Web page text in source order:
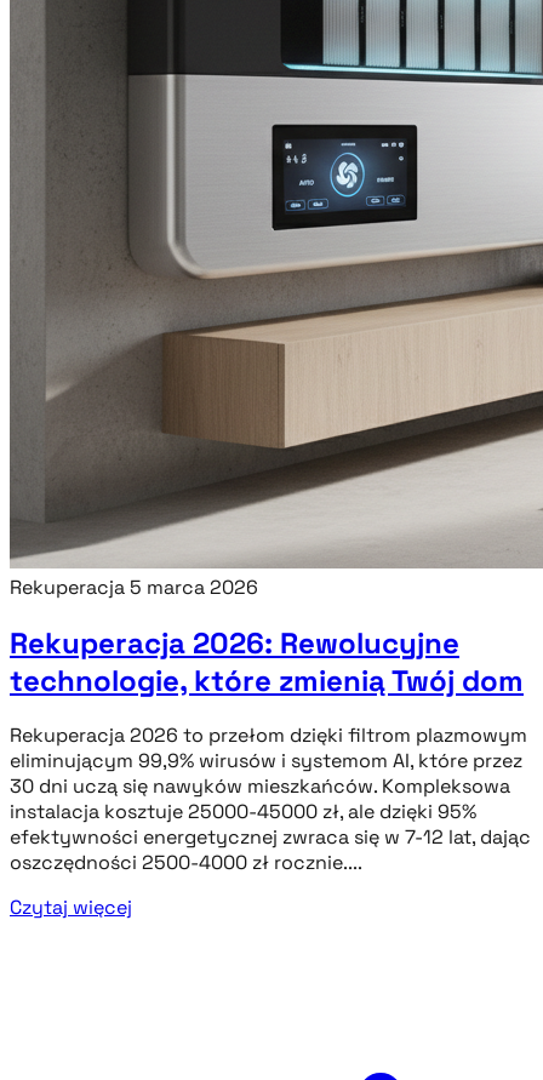
Rekuperacja5 marca 2026
Rekuperacja 2026: Rewolucyjne
technologie, które zmienią Twój dom
Rekuperacja 2026 to przełom dzięki filtrom plazmowym
eliminującym 99,9% wirusów i systemom AI, które przez
30 dni uczą się nawyków mieszkańców. Kompleksowa
instalacja kosztuje 25000-45000 zł, ale dzięki 95%
efektywności energetycznej zwraca się w 7-12 lat, dając
oszczędności 2500-4000 zł rocznie....
Czytaj więcej